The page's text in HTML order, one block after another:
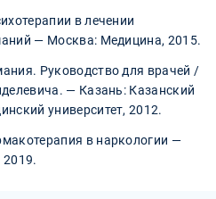
в лечении
— Москва: Медицина, 2015.
Руководство для врачей /
— Казань: Казанский
университет, 2012.
в наркологии —